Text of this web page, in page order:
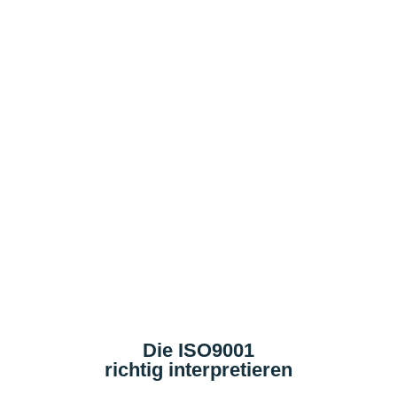
Die ISO9001
richtig interpretieren